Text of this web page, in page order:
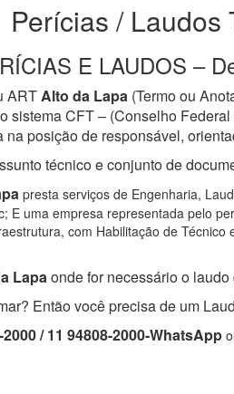
Perícias / Laudos
E LAUDOS –
ARTAlto da Lapa (Termo ou
sistema CFT – (Conselho
posição de responsável,
técnico e conjunto de
presta serviços de Engenharia,
E uma empresa representada pelo
com Habilitação de
Lapaonde for necessário o
Então você precisa de um
2000 / 11 94808-2000-WhatsApp